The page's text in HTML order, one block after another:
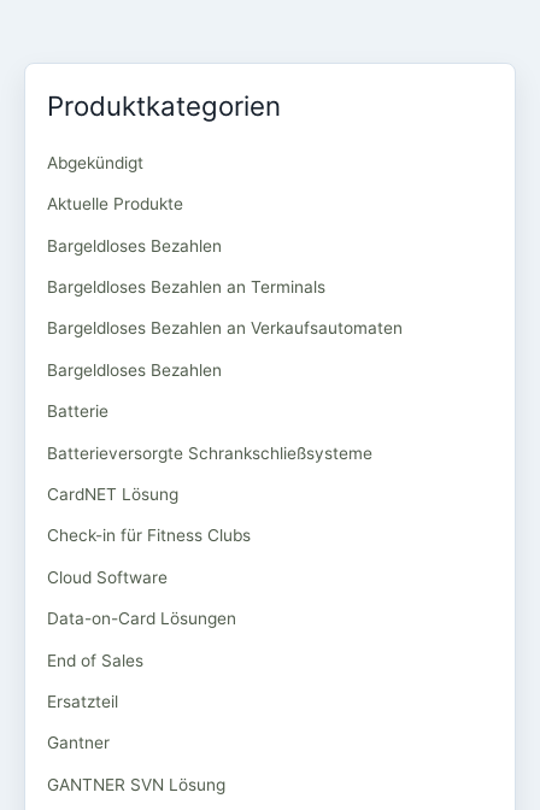
Produktkategorien
Abgekündigt
Aktuelle Produkte
Bargeldloses Bezahlen
Bargeldloses Bezahlen an Terminals
Bargeldloses Bezahlen an Verkaufsautomaten
Bargeldloses Bezahlen
Batterie
Batterieversorgte Schrankschließsysteme
CardNET Lösung
Check-in für Fitness Clubs
Cloud Software
Data-on-Card Lösungen
End of Sales
Ersatzteil
Gantner
GANTNER SVN Lösung